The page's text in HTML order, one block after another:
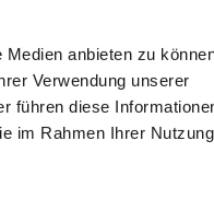
anbieten zu
Verwendung unserer
führen diese
im Rahmen Ihrer Nutzung